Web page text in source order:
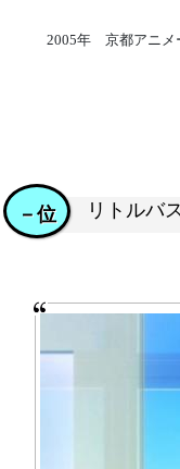
2005年 京都アニメ
リトルバ
－位